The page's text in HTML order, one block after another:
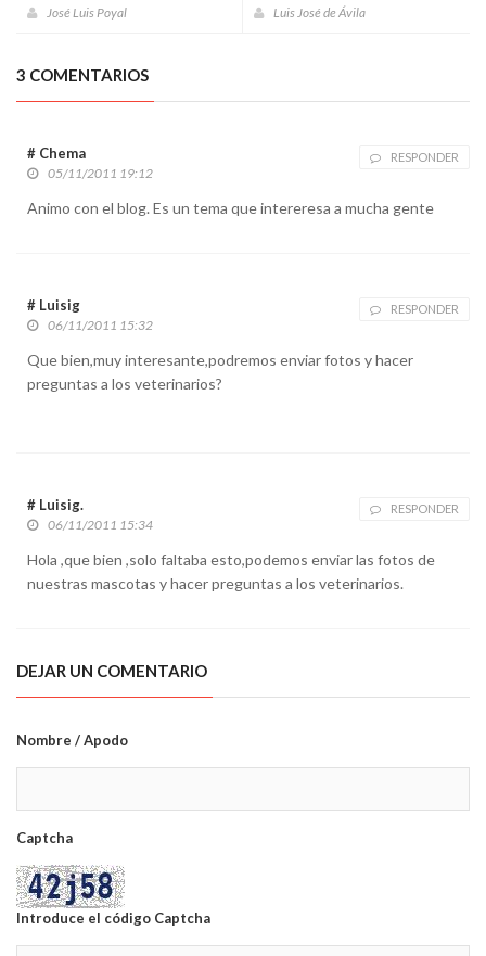
José Luis Poyal
Luis José de Ávila
3 COMENTARIOS
# Chema RESPONDER
05/11/2011 19:12
Animo con el blog. Es un tema que intereresa a mucha gente
# Luisig RESPONDER
06/11/2011 15:32
Que bien,muy interesante,podremos enviar fotos y hacer
preguntas a los veterinarios?
# Luisig. RESPONDER
06/11/2011 15:34
Hola ,que bien ,solo faltaba esto,podemos enviar las fotos de
nuestras mascotas y hacer preguntas a los veterinarios.
DEJAR UN COMENTARIO
Nombre / Apodo
Captcha
Introduce el código Captcha